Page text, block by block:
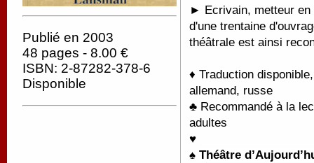
Publié en 2003
48 pages - 8.00 €
ISBN: 2-87282-378-6
Disponible
► Ecrivain, metteur en
d'une trentaine
théâtrale est ainsi
♦ Traduction
allemand, russe
♣ Recommandé à la
adultes
♥
♠ Théâtre